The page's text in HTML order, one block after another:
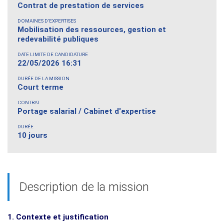
Contrat de prestation de services
DOMAINES D'EXPERTISES
Mobilisation des ressources, gestion et
redevabilité publiques
DATE LIMITE DE CANDIDATURE
22/05/2026 16:31
DURÉE DE LA MISSION
Court terme
CONTRAT
Portage salarial / Cabinet d'expertise
DURÉE
10 jours
Description de la mission
1. Contexte et justification